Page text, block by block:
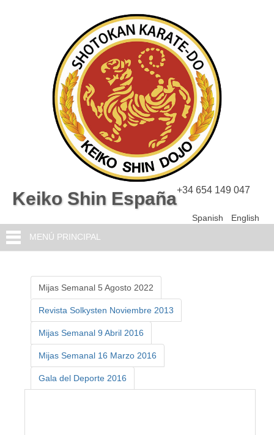
Keiko Shin España+34 654 149 047
Spanish
English
MENÚ PRINCIPAL
Mijas Semanal 5 Agosto 2022
Revista Solkysten Noviembre 2013
Mijas Semanal 9 Abril 2016
Mijas Semanal 16 Marzo 2016
Gala del Deporte 2016